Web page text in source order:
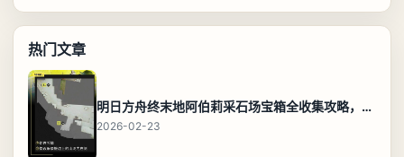
热门文章
明日方舟终末地阿伯莉采石场宝箱全收集攻略，全点位分布图与路线
2026-02-23